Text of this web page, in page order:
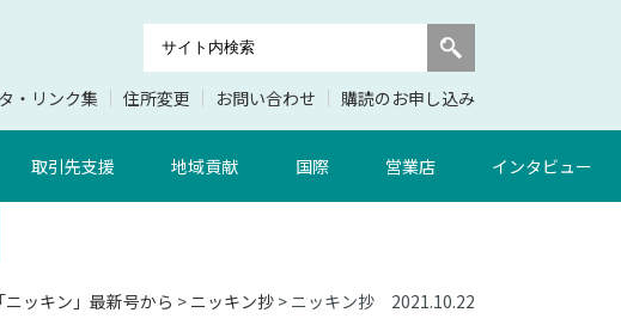
・リンク集 住所変更 お問い合わせ 購読のお申し込み
取引先支援 地域貢献 国際 営業店 インタビュー
「ニッキン」最新号から > ニッキン抄 > ニッキン抄 2021.10.22